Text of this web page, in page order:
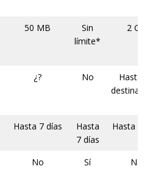
50 MB
Sin
límite*
2 GB
¿? No
Hasta
Hasta 7 días
Hasta
7 días
Hasta 7
No Sí No